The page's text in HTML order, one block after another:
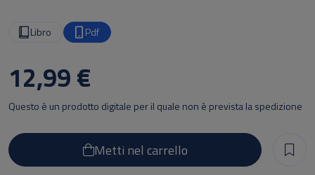
anni 1835-1836 – presentano analogie e riprese stilistiche di
motivi della prosa libertina francese, nonché vere e proprie
intertestuali e in- terculturali l’autrice estende la sua ricerca
anche ad un primo studio della ricezione delle
dangereusesin Russia e della prima traduzione russa del celebre
nel 1804-1805.
Libro Pdf
12,99 €
Metti nel carrello
Questo è un prodotto digitale per il quale non è prevista la spedizione